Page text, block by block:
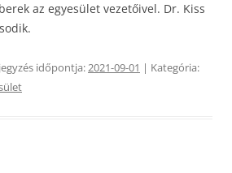
az egyesület vezetőivel. Dr. Kiss
időpontja:2021-09-01 | Kategória: